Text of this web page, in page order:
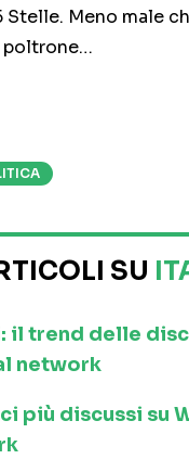
Meno male
poltrone…
SU
il trend delle
network
più discussi su